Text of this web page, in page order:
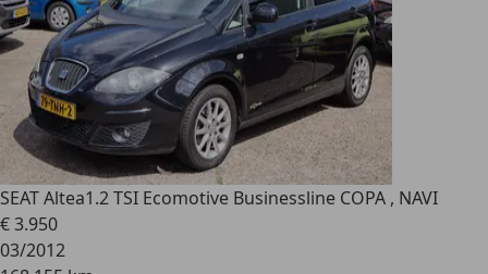
SEAT Altea1.2 TSI Ecomotive Businessline COPA , NAVI
€ 3.950
03/2012